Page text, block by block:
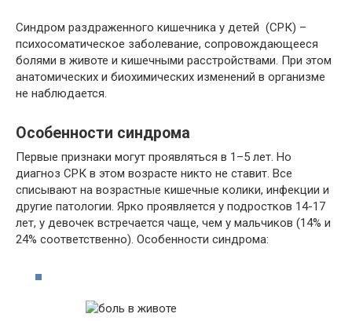
Синдром раздраженного кишечника у детей (СРК) –
психосоматическое заболевание, сопровождающееся
болями в животе и кишечными расстройствами. При этом
анатомических и биохимических изменений в организме
не наблюдается.
Особенности синдрома
Первые признаки могут проявляться в 1–5 лет. Но
диагноз СРК в этом возрасте никто не ставит. Все
списывают на возрастные кишечные колики, инфекции и
другие патологии. Ярко проявляется у подростков 14-17
лет, у девочек встречается чаще, чем у мальчиков (14% и
24% соответственно). Особенности синдрома: